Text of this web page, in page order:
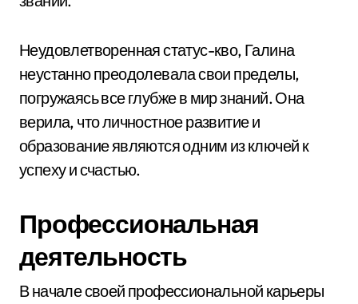
Неудовлетворенная статус-кво, Галина
неустанно преодолевала свои пределы,
погружаясь все глубже в мир знаний. Она
верила, что личностное развитие и
образование являются одним из ключей к
успеху и счастью.
Профессиональная
деятельность
В начале своей профессиональной карьеры